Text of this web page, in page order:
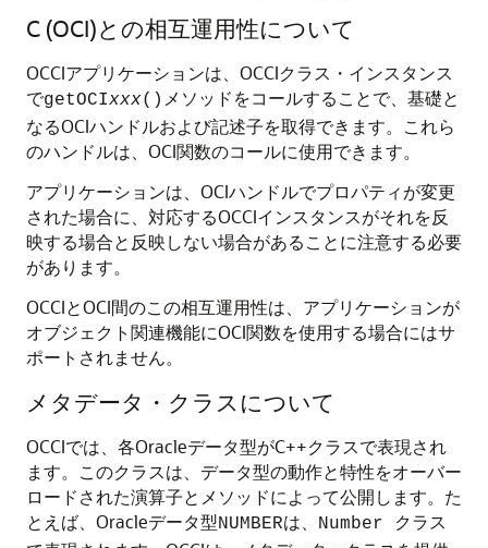
C (OCI)との相互運用性について
OCCIアプリケーションは、OCCIクラス・インスタンス
でgetOCIxxx() メソッドをコールすることで、基礎と
なるOCIハンドルおよび記述子を取得できます。これら
のハンドルは、OCI関数のコールに使用できます。
アプリケーションは、OCIハンドルでプロパティが変更
された場合に、対応するOCCIインスタンスがそれを反
映する場合と反映しない場合があることに注意する必要
があります。
OCCIとOCI間のこの相互運用性は、アプリケーションが
オブジェクト関連機能にOCI関数を使用する場合にはサ
ポートされません。
メタデータ・クラスについて
OCCIでは、各Oracleデータ型がC++クラスで表現され
ます。このクラスは、データ型の動作と特性をオーバー
ロードされた演算子とメソッドによって公開します。た
とえば、Oracleデータ型NUMBERは、 Number
クラス